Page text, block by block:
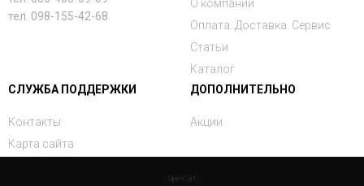
тел. 098-155-42-68
О компании
Оплата. Доставка. Сервис
Статьи
Каталог
СЛУЖБА ПОДДЕРЖКИ
Контакты
Карта сайта
ДОПОЛНИТЕЛЬНО
Акции
OpenCart